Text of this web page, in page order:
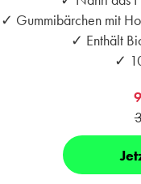
✓ Gummibärchen mit
✓ Enthält
✓